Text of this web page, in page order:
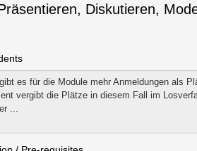
Diskutieren,
es für die Module mehr Anmeldungen als
vergibt die Plätze in diesem Fall im
...